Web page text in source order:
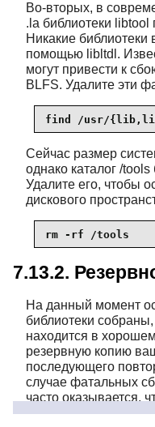
Во-вторых, в
.la библиотеки
Никакие библиотеки
помощью libltdl.
могут привести к
BLFS. Удалите эти
find /usr/
Сейчас размер
однако каталог /
Удалите его, чтобы
дискового
rm -rf /tools
7.13.2.
На данный момент
библиотеки
находится в
резервную копию
последующего
случае фатальных
часто оказывается,
заново (более